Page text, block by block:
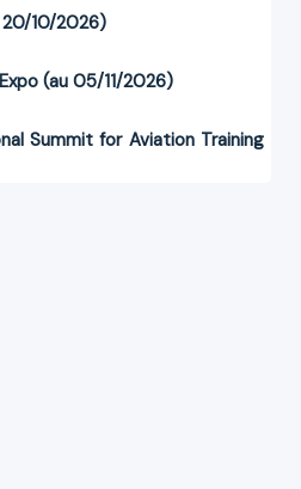
10/2026)
(au 05/11/2026)
Summit for Aviation Training